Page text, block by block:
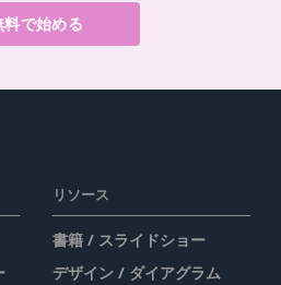
料で始める
リソース
書籍 / スライドショー
デザイン / ダイアグラム